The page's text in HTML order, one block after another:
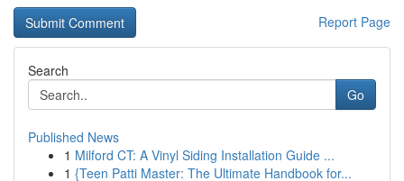
Report Page
Search
Go
Published News
1 Milford CT: A Vinyl Siding Installation Guide ...
1 {Teen Patti Master: The Ultimate Handbook for...